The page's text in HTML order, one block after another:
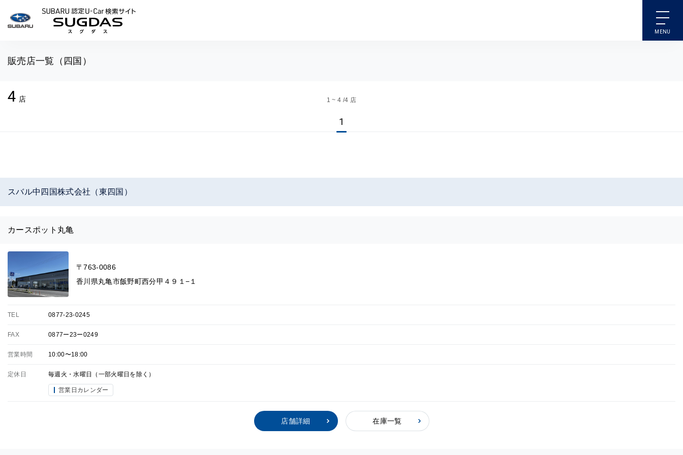
販売店一覧（四国）
4 店 1 ~ 4 /4 店
1
スバル中四国株式会社（東四国）
カースポット丸亀
〒763-0086
香川県丸亀市飯野町西分甲４９１−１
TEL 0877-23-0245
FAX 0877ー23ー0249
営業時間 10:00〜18:00
定休日 毎週火・水曜日（一部火曜日を除く）
営業日カレンダー
店舗詳細 在庫一覧